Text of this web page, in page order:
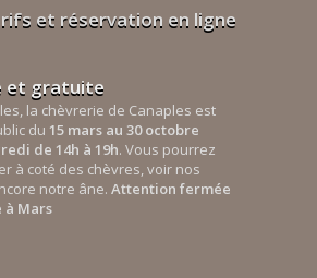
et réservation en ligne
et gratuite
la chèvrerie de Canaples est
du 15 mars au 30 octobre
de 14h à 19h. Vous pourrez
à coté des chèvres, voir nos
notre âne. Attention fermée
à Mars